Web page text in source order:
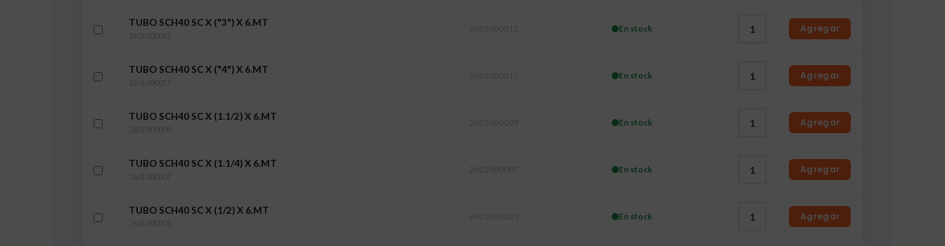
TUBO SCH40 SC X ("3") X 6.MT
En stock Agregar
TUBO SCH40 SC X ("4") X 6.MT
En stock Agregar
TUBO SCH40 SC X (1.1/2) X 6.MT
En stock Agregar
TUBO SCH40 SC X (1.1/4) X 6.MT
En stock Agregar
TUBO SCH40 SC X (1/2) X 6.MT
En stock Agregar